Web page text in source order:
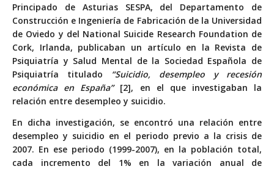
Principado de Asturias SESPA, del Departamento de
Construcción e Ingeniería de Fabricación de la Universidad
de Oviedo y del National Suicide Research Foundation de
Cork, Irlanda, publicaban un artículo en la Revista de
Psiquiatría y Salud Mental de la Sociedad Española de
Psiquiatría titulado
“Suicidio, desempleo y recesión
económica en España”[2], en el que investigaban la
relación entre desempleo y suicidio.
En dicha investigación, se encontró una relación entre
desempleo y suicidio en el periodo previo a la crisis de
2007. En ese periodo (1999-2007), en la población total,
cada incremento del 1% en la variación anual de